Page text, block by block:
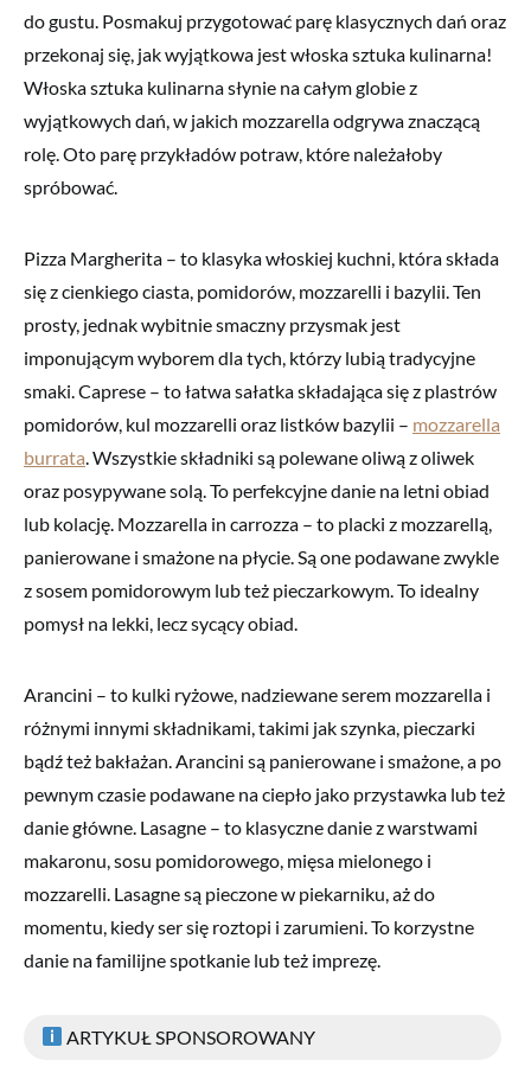
do gustu. Posmakuj przygotować parę klasycznych dań oraz
przekonaj się, jak wyjątkowa jest włoska sztuka kulinarna!
Włoska sztuka kulinarna słynie na całym globie z
wyjątkowych dań, w jakich mozzarella odgrywa znaczącą
rolę. Oto parę przykładów potraw, które należałoby
spróbować.
Pizza Margherita – to klasyka włoskiej kuchni, która składa
się z cienkiego ciasta, pomidorów, mozzarelli i bazylii. Ten
prosty, jednak wybitnie smaczny przysmak jest
imponującym wyborem dla tych, którzy lubią tradycyjne
smaki. Caprese – to łatwa sałatka składająca się z plastrów
pomidorów, kul mozzarelli oraz listków bazylii – mozzarella
burrata. Wszystkie składniki są polewane oliwą z oliwek
oraz posypywane solą. To perfekcyjne danie na letni obiad
lub kolację. Mozzarella in carrozza – to placki z mozzarellą,
panierowane i smażone na płycie. Są one podawane zwykle
z sosem pomidorowym lub też pieczarkowym. To idealny
pomysł na lekki, lecz sycący obiad.
Arancini – to kulki ryżowe, nadziewane serem mozzarella i
różnymi innymi składnikami, takimi jak szynka, pieczarki
bądź też bakłażan. Arancini są panierowane i smażone, a po
pewnym czasie podawane na ciepło jako przystawka lub też
danie główne. Lasagne – to klasyczne danie z warstwami
makaronu, sosu pomidorowego, mięsa mielonego i
mozzarelli. Lasagne są pieczone w piekarniku, aż do
momentu, kiedy ser się roztopi i zarumieni. To korzystne
danie na familijne spotkanie lub też imprezę.
ARTYKUŁ SPONSOROWANY